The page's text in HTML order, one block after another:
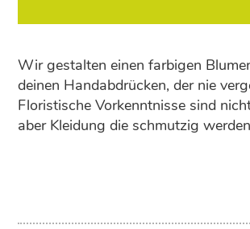
Wir gestalten einen farbigen
deinen Handabdrücken, der nie
Floristische Vorkenntnisse sind
aber Kleidung die schmutzig